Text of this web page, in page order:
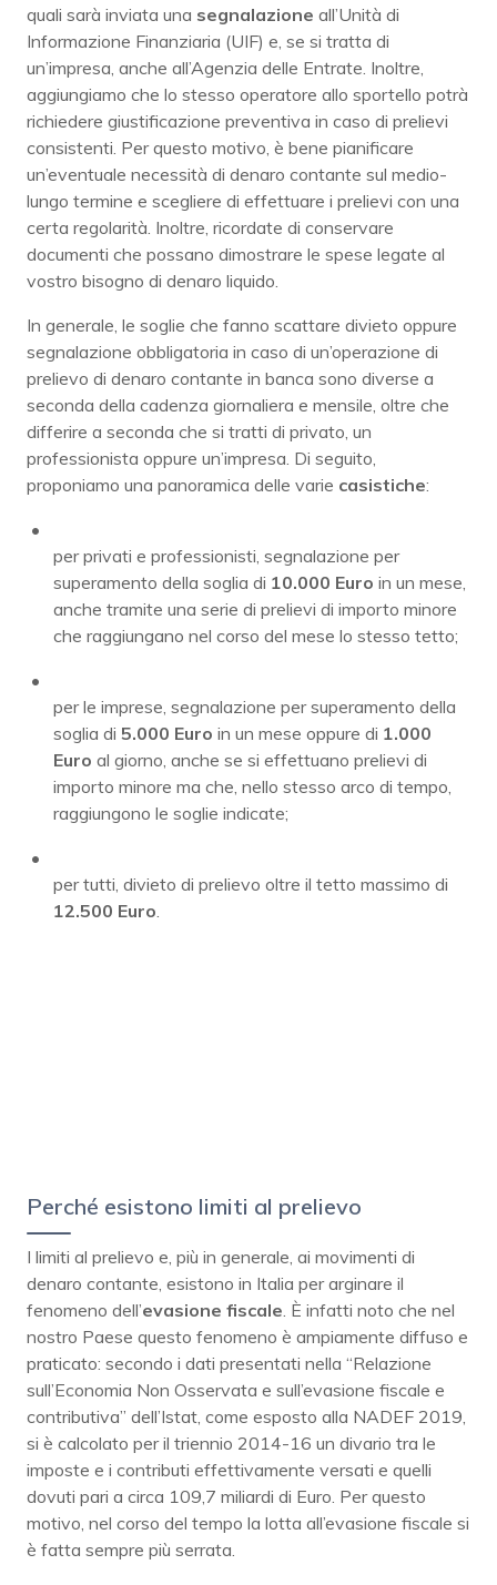
quali sarà inviata una segnalazione all’Unità di
Informazione Finanziaria (UIF) e, se si tratta di
un’impresa, anche all’Agenzia delle Entrate. Inoltre,
aggiungiamo che lo stesso operatore allo sportello potrà
richiedere giustificazione preventiva in caso di prelievi
consistenti. Per questo motivo, è bene pianificare
un’eventuale necessità di denaro contante sul medio-
lungo termine e scegliere di effettuare i prelievi con una
certa regolarità. Inoltre, ricordate di conservare
documenti che possano dimostrare le spese legate al
vostro bisogno di denaro liquido.
In generale, le soglie che fanno scattare divieto oppure
segnalazione obbligatoria in caso di un’operazione di
prelievo di denaro contante in banca sono diverse a
seconda della cadenza giornaliera e mensile, oltre che
differire a seconda che si tratti di privato, un
professionista oppure un’impresa. Di seguito,
proponiamo una panoramica delle varie casistiche:
per privati e professionisti, segnalazione per
superamento della soglia di 10.000 Euro in un mese,
anche tramite una serie di prelievi di importo minore
che raggiungano nel corso del mese lo stesso tetto;
per le imprese, segnalazione per superamento della
soglia di 5.000 Euro in un mese oppure di 1.000
Euro al giorno, anche se si effettuano prelievi di
importo minore ma che, nello stesso arco di tempo,
raggiungono le soglie indicate;
per tutti, divieto di prelievo oltre il tetto massimo di
12.500 Euro
Perché esistono limiti al prelievo
I limiti al prelievo e, più in generale, ai movimenti di
denaro contante, esistono in Italia per arginare il
fenomeno dell’evasione fiscale . È infatti noto che nel
nostro Paese questo fenomeno è ampiamente diffuso e
praticato: secondo i dati presentati nella “Relazione
sull’Economia Non Osservata e sull’evasione fiscale e
contributiva” dell’Istat, come esposto alla NADEF 2019,
si è calcolato per il triennio 2014-16 un divario tra le
imposte e i contributi effettivamente versati e quelli
dovuti pari a circa 109,7 miliardi di Euro. Per questo
motivo, nel corso del tempo la lotta all’evasione fiscale si
è fatta sempre più serrata.